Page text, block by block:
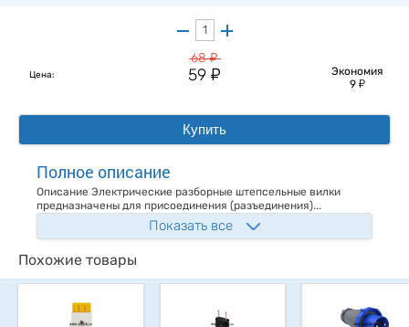
Цена:
68у
59у
Экономия
9 у
Купить
Полное описание
Описание Электрические разборные штепсельные вилки
предназначены для присоединения (разъединения)...
Показать все
Похожие товары